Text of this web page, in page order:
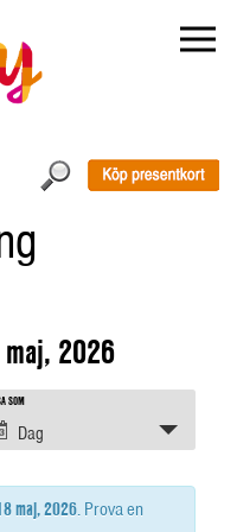
2026
SOM
Dag
maj, 2026. Prova en